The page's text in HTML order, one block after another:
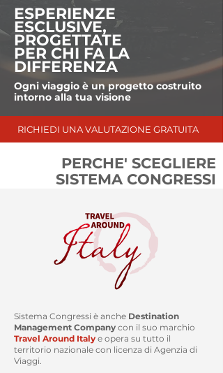
ESPERIENZE
ESCLUSIVE,
PROGETTATE
PER CHI FA LA
DIFFERENZA
Ogni viaggio è un progetto costruito
intorno alla tua visione
RICHIEDI UNA VALUTAZIONE GRATUITA
PERCHE' SCEGLIERE
SISTEMA CONGRESSI
Sistema Congressi è anche Destination
Management Company con il suo marchio
Travel Around Italy e opera su tutto il
territorio nazionale con licenza di Agenzia di
Viaggi.